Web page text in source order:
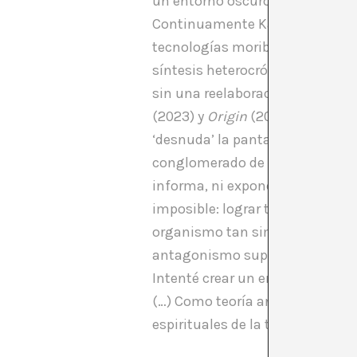
Continuamente Karlos Gil
tecnologías moribundas (el ya
síntesis heterocrónica (tapices
sin una reelaboración del
(2023) y Origin (2023); la
‘desnuda’ la pantalla como
conglomerado de sistemas y
informa, ni expone: su sentido
imposible: lograr transmitir, a
organismo tan simple y
antagonismo superado. El
Intenté crear un entorno de
(…) Como teoría
espirituales de la tecnología